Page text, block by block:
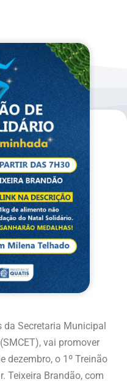
da Secretaria Municipal
vai promover
dezembro, o 1º Treinão
Teixeira Brandão, com